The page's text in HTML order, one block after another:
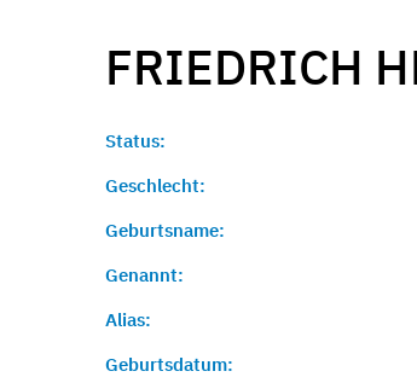
FRIEDRICH
Status:
Geschlecht:
Geburtsname:
Genannt:
Alias:
Geburtsdatum: